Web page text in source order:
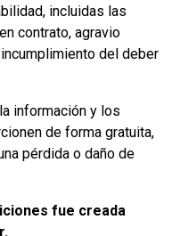
incluidas las
contrato, agravio
del deber
información y los
de forma gratuita,
pérdida o daño de
fue creada